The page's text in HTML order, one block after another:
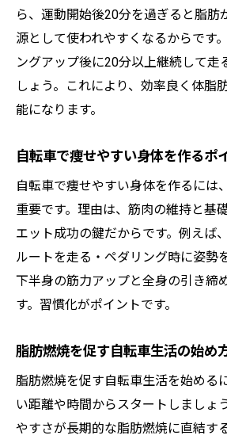
ら、運動開始後20分を過ぎると脂肪
源として使われやすくなるからです
ングアップ後に20分以上継続して走
しょう。これにより、効率良く体脂
能になります。
自転車で痩せやすい身体を作るポ
自転車で痩せやすい身体を作るには
重要です。理由は、筋肉の維持と基
エット成功の鍵だからです。例えば
ルートを走る・ペダリング時に姿勢
下半身の筋力アップと全身の引き締
す。習慣化がポイントです。
脂肪燃焼を促す自転車生活の始め
脂肪燃焼を促す自転車生活を始める
い距離や時間からスタートしましょ
やすさが長期的な脂肪燃焼に直結す